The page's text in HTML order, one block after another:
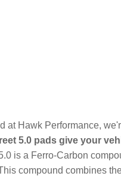
at Hawk Performance,
5.0 pads give your
is a Ferro-Carbon
compound combines